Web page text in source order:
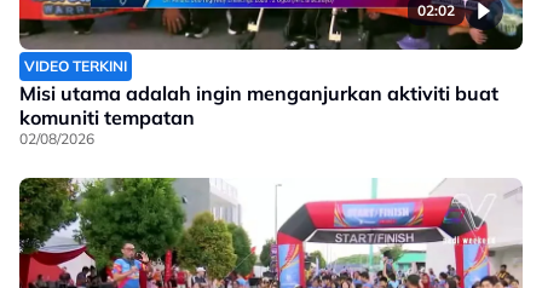
02:02
VIDEO TERKINI
Misi utama adalah ingin menganjurkan aktiviti buat
komuniti tempatan
02/08/2026